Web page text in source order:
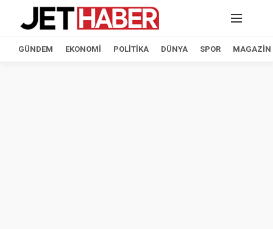
GÜNDEM EKONOMI POLITIKA DÜNYA SPOR MAGAZIN